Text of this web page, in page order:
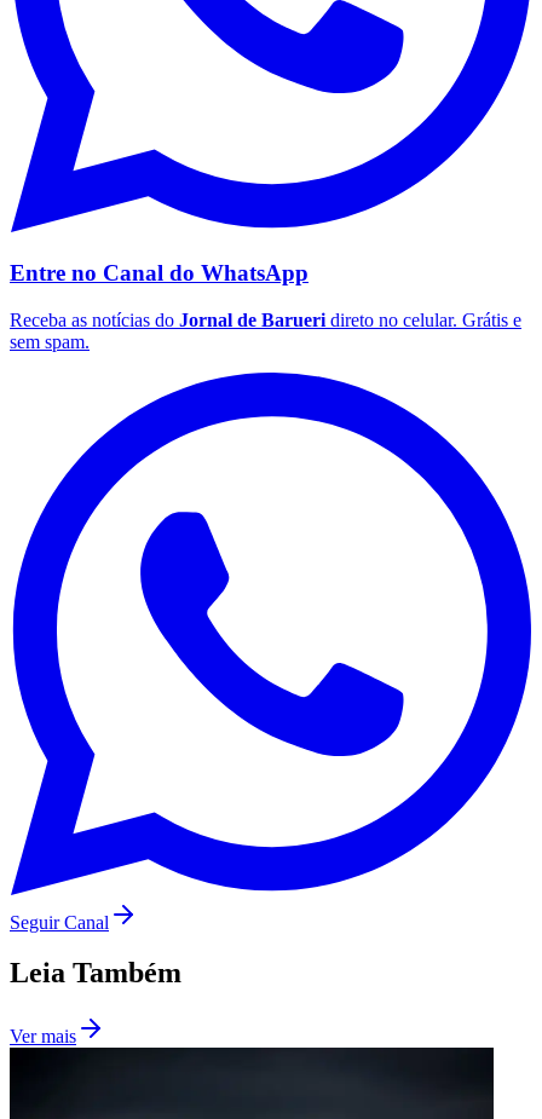
São Paulo
Entre no Canal do WhatsApp
Receba as notícias do Jornal de Barueri direto no celular. Grátis e
sem spam.
Seguir Canal
Leia Também
Ver mais